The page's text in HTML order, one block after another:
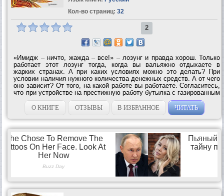
Кол-во страниц: 32
2
«Имидж – ничто, жажда – все!» – лозунг и правда хорош. Только
работает этот лозунг тогда, когда вы вальяжно отдыхаете в
жарких странах. А при каких условиях можно это делать? При
условии наличия нужного количества денежных средств. А от чего
оно зависит? От того, на какой работе вы работаете. Согласитесь,
что при устройстве на престижную работу бутылка с газированным
напитком вам вряд ли поможет. Вам поможет… правильно
выбранный...
О КНИГЕ ОТЗЫВЫ В ИЗБРАННОЕ ЧИТАТЬ